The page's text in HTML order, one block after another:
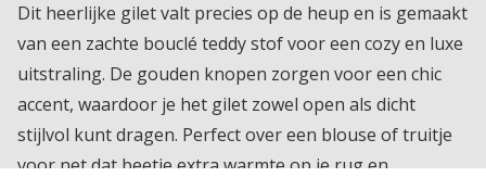
Dit heerlijke gilet valt precies op de heup en is gemaakt
van een zachte bouclé teddy stof voor een cozy en luxe
uitstraling. De gouden knopen zorgen voor een chic
accent, waardoor je het gilet zowel open als dicht
stijlvol kunt dragen. Perfect over een blouse of truitje
voor net dat beetje extra warmte op je rug en